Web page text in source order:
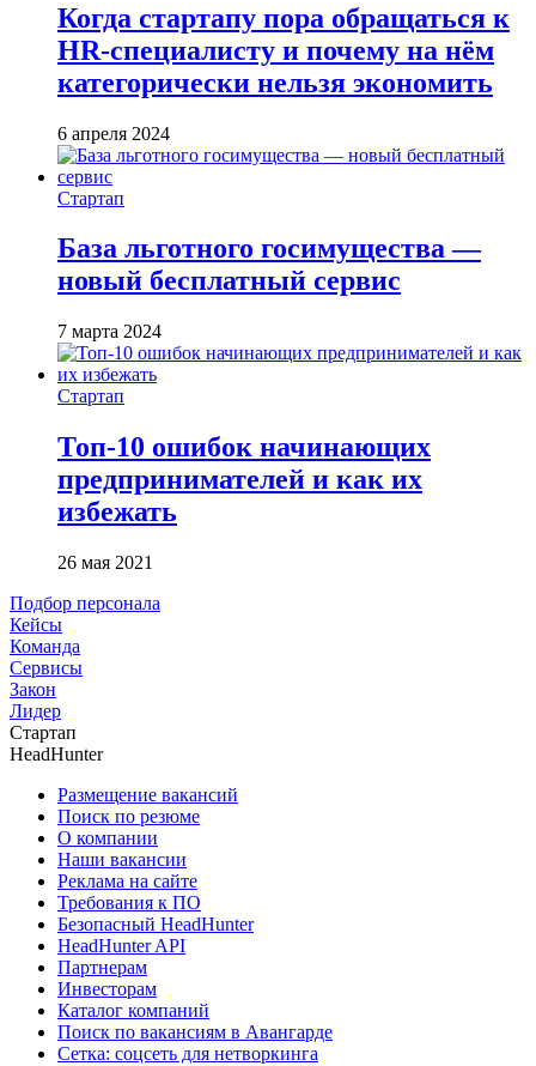
Когда стартапу пора обращаться к
HR-специалисту и почему на нём
категорически нельзя экономить
6 апреля 2024
Стартап
База льготного госимущества —
новый бесплатный сервис
7 марта 2024
Стартап
Топ-10 ошибок начинающих
предпринимателей и как их
избежать
26 мая 2021
Подбор персонала
Кейсы
Команда
Сервисы
Закон
Лидер
Стартап
HeadHunter
Размещение вакансий
Поиск по резюме
О компании
Наши вакансии
Реклама на сайте
Требования к ПО
Безопасный HeadHunter
HeadHunter API
Партнерам
Инвесторам
Каталог компаний
Поиск по вакансиям в Авангарде
Сетка: соцсеть для нетворкинга